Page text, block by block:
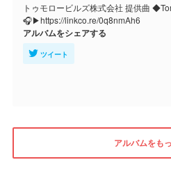
トゥモロービルズ株式会社 提供曲
🎧▶https://linkco.re/0q8nmAh6
アルバムをシェアする
ツイート
アルバムをも